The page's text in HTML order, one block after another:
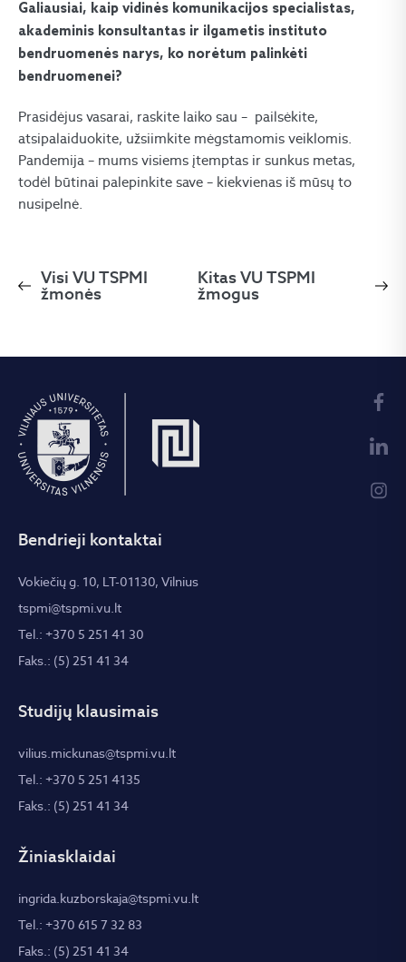
Galiausiai, kaip vidinės komunikacijos specialistas,
akademinis konsultantas ir ilgametis instituto
bendruomenės narys, ko norėtum palinkėti
bendruomenei?
Prasidėjus vasarai, raskite laiko sau – pailsėkite,
atsipalaiduokite, užsiimkite mėgstamomis veiklomis.
Pandemija – mums visiems įtemptas ir sunkus metas,
todėl būtinai palepinkite save – kiekvienas iš mūsų to
nusipelnė.
Visi VU TSPMI
žmonės
Kitas VU TSPMI
žmogus
Bendrieji kontaktai
Vokiečių g. 10, LT-01130, Vilnius
tspmi@tspmi.vu.lt
Tel.: +370 5 251 41 30
Faks.: (5) 251 41 34
Studijų klausimais
vilius.mickunas@tspmi.vu.lt
Tel.: +370 5 251 4135
Faks.: (5) 251 41 34
Žiniasklaidai
ingrida.kuzborskaja@tspmi.vu.lt
Tel.: +370 615 7 32 83
Faks.: (5) 251 41 34